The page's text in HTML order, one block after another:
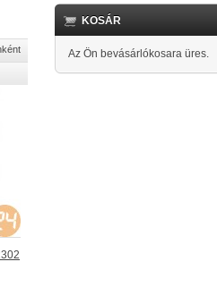
KOSÁR
Az Ön bevásárlókosara üres.